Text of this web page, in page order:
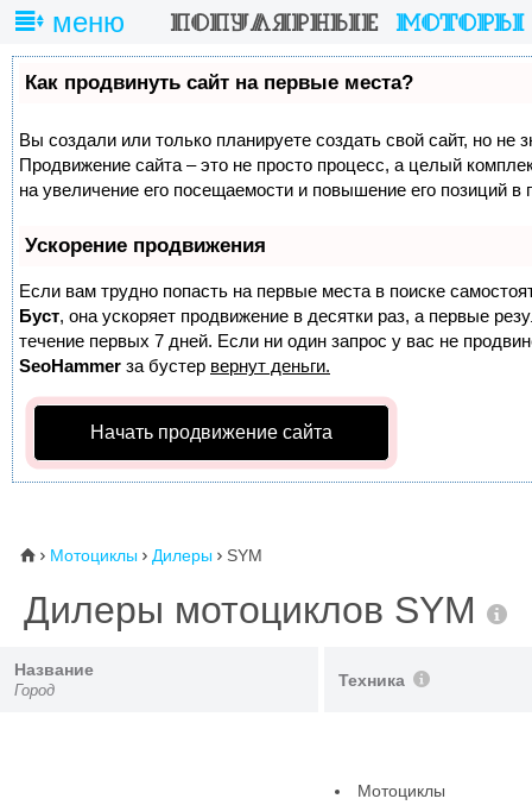
меню
Как продвинуть сайт на первые места?
Вы создали или только планируете создать свой сайт, но не
Продвижение сайта – это не просто процесс, а целый
на увеличение его посещаемости и повышение его позиций в
Ускорение продвижения
Если вам трудно попасть на первые места в поиске
Буст, она ускоряет продвижение в десятки раз, а первые
течение первых 7 дней. Если ни один запрос у вас не
SeoHammer за бустер вернут деньги.
Начать продвижение сайта
⌂  Мотоциклы  Дилеры  SYM
Дилеры мотоциклов SYM
Название
Город
Техника
Мотоциклы